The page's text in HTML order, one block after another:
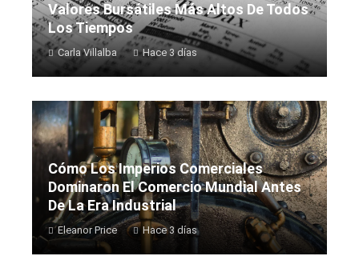
Valores Bursátiles Más Altos De Todos
Los Tiempos
Carla Villalba Hace 3 días
Cómo Los Imperios Comerciales
Dominaron El Comercio Mundial Antes
De La Era Industrial
Eleanor Price Hace 3 días